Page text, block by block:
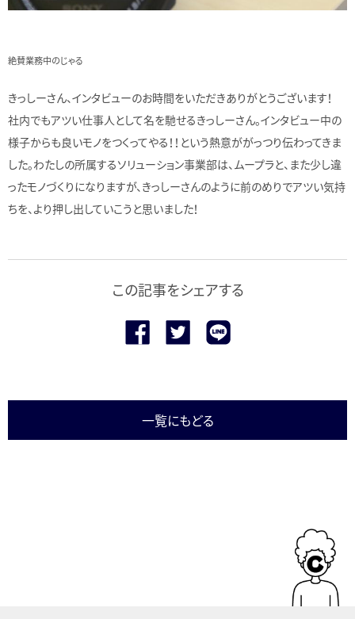
絶賛業務中のじゃる
きっしーさん、インタビューのお時間をいただきありがとうございます！
社内でもアツい仕事人として名を馳せるきっしーさん。インタビュー中の
様子からも良いモノをつくってやる！！という熱意ががっつり伝わってきま
した。わたしの所属するソリューション事業部は、ムープラと、また少し違
ったモノづくりになりますが、きっしーさんのように前のめりでアツい気持
ちを、より押し出していこうと思いました！
この記事をシェアする
一覧にもどる